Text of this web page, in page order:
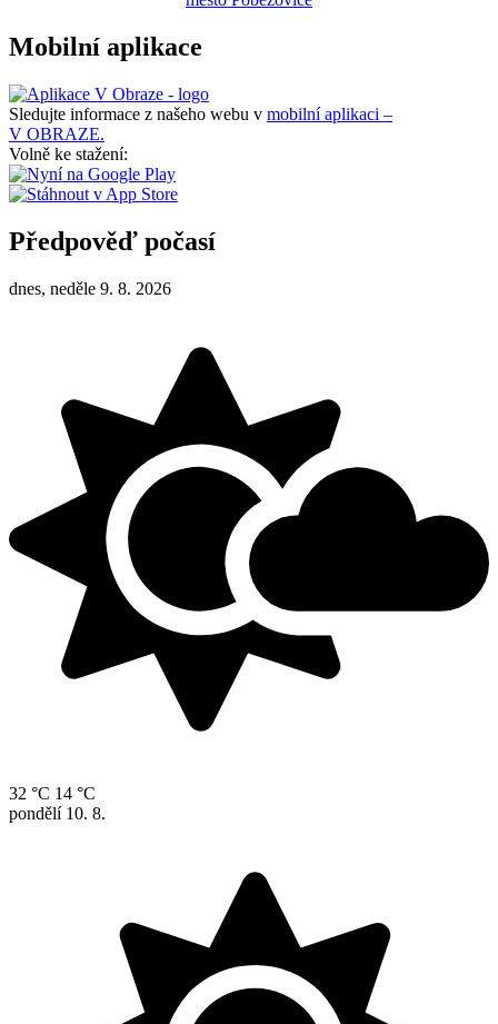
Mobilní aplikace
Sledujte informace z našeho webu v mobilní aplikaci –
V OBRAZE.
Volně ke stažení:
Předpověď počasí
dnes, neděle 9. 8. 2026
32 °C 14 °C
pondělí 10. 8.